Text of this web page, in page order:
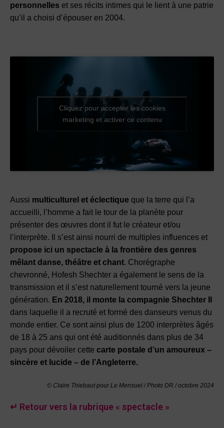
personnelles et ses récits intimes qui le lient à une patrie
qu’il a choisi d’épouser en 2004.
Cliquez pour accepter les cookies
marketing et activer ce contenu
Aussi multiculturel et éclectique que la terre qui l’a
accueilli, l’homme a fait le tour de la planète pour
présenter des œuvres dont il fut le créateur et/ou
l’interprète. Il s’est ainsi nourri de multiples influences et
propose ici un spectacle à la frontière des genres
mêlant danse, théâtre et chant. Chorégraphe
chevronné, Hofesh Shechter a également le sens de la
transmission et il s’est naturellement tourné vers la jeune
génération. En 2018, il monte la compagnie Shechter II
dans laquelle il a recruté et formé des danseurs venus du
monde entier. Ce sont ainsi plus de 1200 interprètes âgés
de 18 à 25 ans qui ont été auditionnés dans plus de 34
pays pour dévoiler cette carte postale d’un amoureux –
sincère et lucide – de l’Angleterre.
© Claire Thiebaut pour Le Mensuel / Photo DR / octobre 2024
↵ Retour vers la rubrique « spectacle »